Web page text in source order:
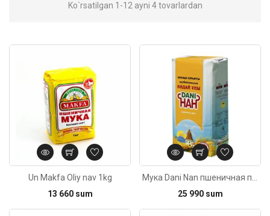
Ko`rsatilgan 1-12 ayni 4 tovarlardan
Un Makfa Oliy nav 1kg
13 660 sum
25 990 sum